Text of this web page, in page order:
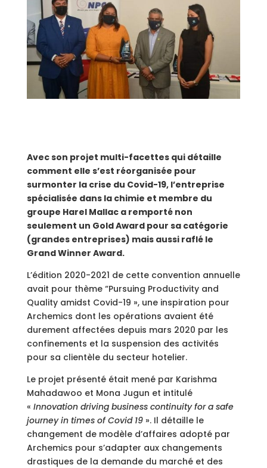
Avec son projet multi-facettes qui détaille
comment elle s’est réorganisée pour
surmonter la crise du Covid-19, l’entreprise
spécialisée dans la chimie et membre du
groupe Harel Mallac a remporté non
seulement un Gold Award pour sa catégorie
(grandes entreprises) mais aussi raflé le
Grand Winner Award.
L’édition 2020-2021 de cette convention annuelle
avait pour thème “Pursuing Productivity and
Quality amidst Covid-19 », une inspiration pour
Archemics dont les opérations avaient été
durement affectées depuis mars 2020 par les
confinements et la suspension des activités
pour sa clientèle du secteur hotelier.
Le projet présenté était mené par Karishma
Mahadawoo et Mona Jugun et intitulé
« Innovation driving business continuity for a safe
journey in times of Covid 19». Il détaille le
changement de modèle d’affaires adopté par
Archemics pour s’adapter aux changements
drastiques de la demande du marché et des